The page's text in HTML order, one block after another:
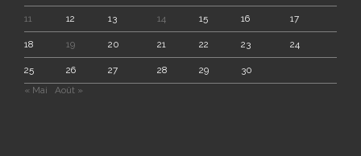
11 12 13 14 15 16 17
18 19 20 21 22 23 24
25 26 27 28 29
30
« Mai
Août »